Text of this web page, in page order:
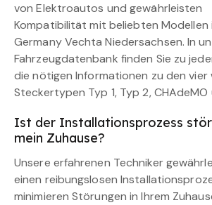
von Elektroautos und gewährleisten
Kompatibilität mit beliebten Modellen
Germany Vechta Niedersachsen. In
Fahrzeugdatenbank finden Sie zu
die nötigen Informationen zu den vier
Steckertypen Typ 1, Typ 2, CHAdeMO
Ist der Installationsprozess
mein Zuhause?
Unsere erfahrenen Techniker
einen reibungslosen
minimieren Störungen in Ihrem